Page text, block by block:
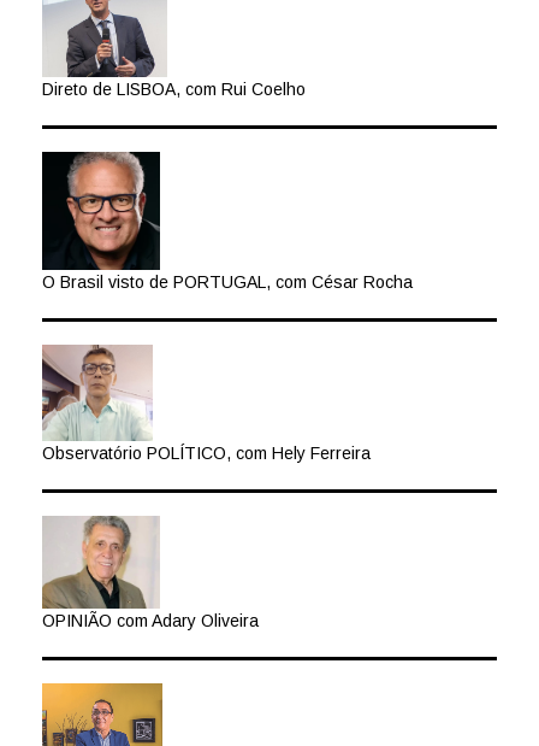
Direto de LISBOA, com Rui Coelho
O Brasil visto de PORTUGAL, com César Rocha
Observatório POLÍTICO, com Hely Ferreira
OPINIÃO com Adary Oliveira